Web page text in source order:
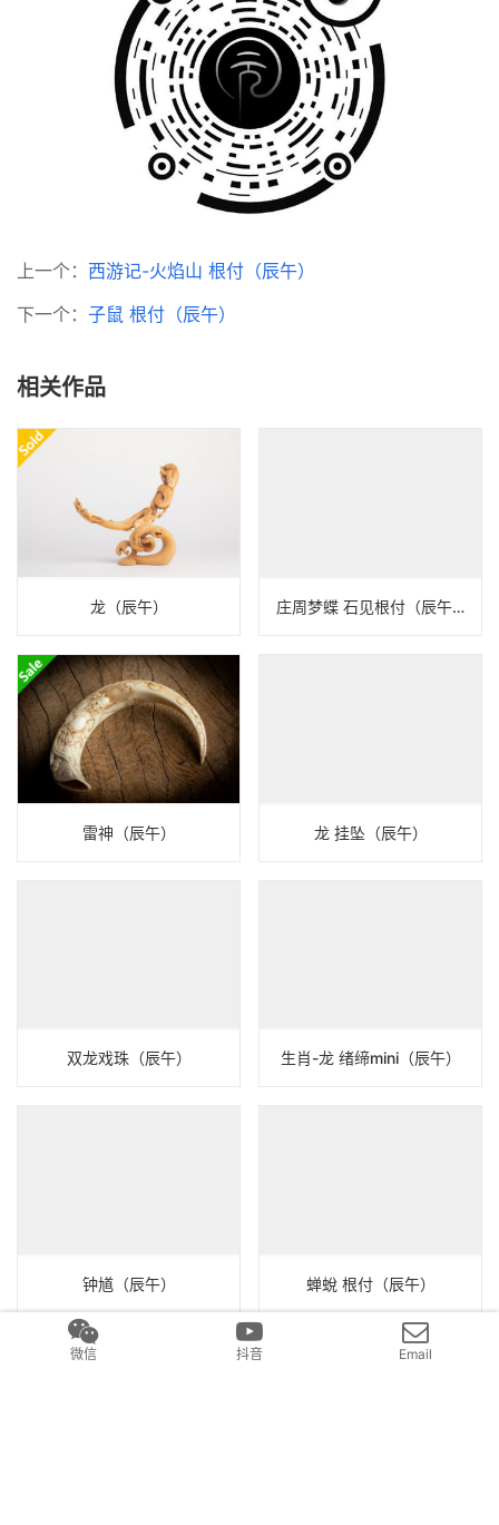
上一个： 西游记-火焰山 根付（辰午）
下一个： 子鼠 根付（辰午）
相关作品
龙（辰午） 庄周梦蝶 石见根付（辰午）
雷神（辰午） 龙 挂坠（辰午）
双龙戏珠（辰午） 生肖-龙 绪缔mini（辰午）
钟馗（辰午） 蝉蛻 根付（辰午）
微信 抖音 Email